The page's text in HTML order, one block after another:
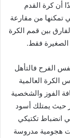
أن كرة القدم
تمكنها من مقارعة
بين قمم الكرة
الصغيرة فقط.
الفرح فالتأهل
الكرة العالمية
الفوز والشخصية
حيث يمتلك أسود
انضباط تكتيكي
هجومية مدروسة